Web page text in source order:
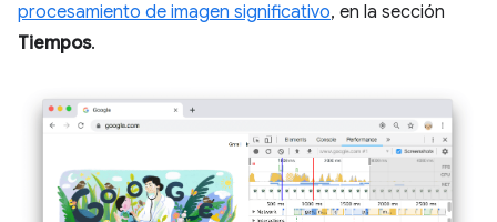
procesamiento de imagen significativo, en la sección
Tiempos.